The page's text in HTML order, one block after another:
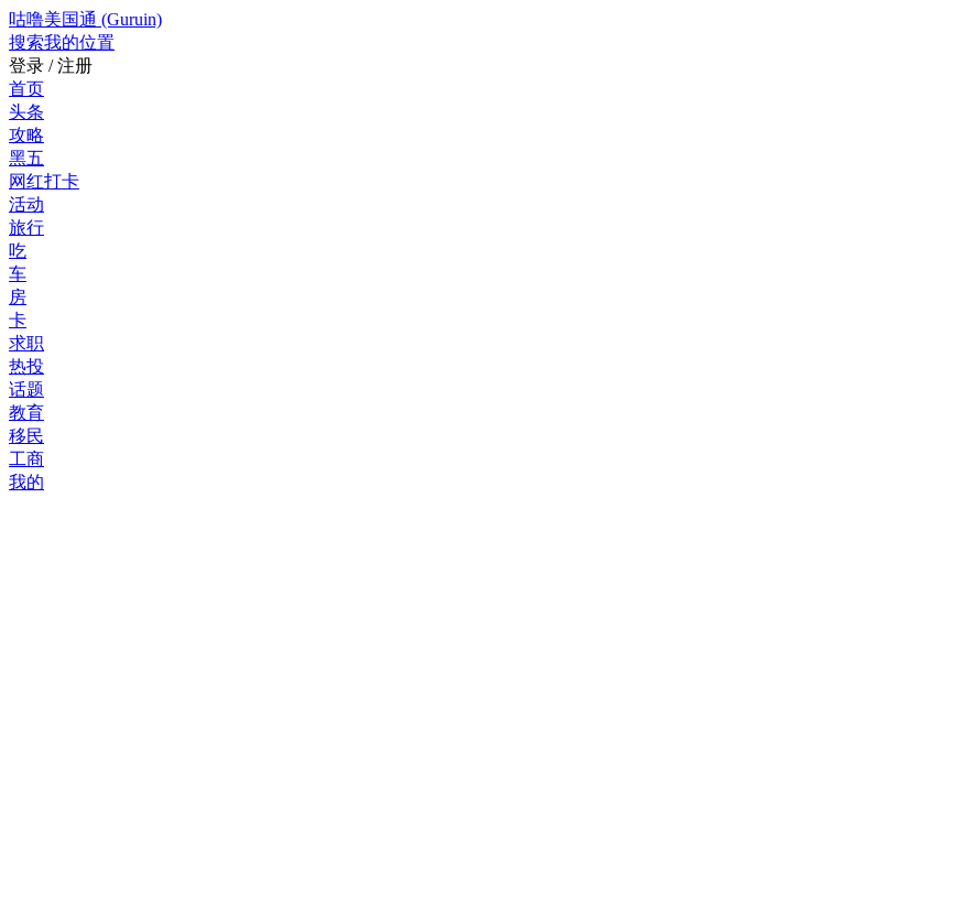
咕噜美国通 (Guruin)
搜索我的位置
登录 / 注册
首页
头条
攻略
黑五
网红打卡
活动
旅行
吃
车
房
卡
求职
热投
话题
教育
移民
工商
我的